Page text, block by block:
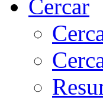
Cercar